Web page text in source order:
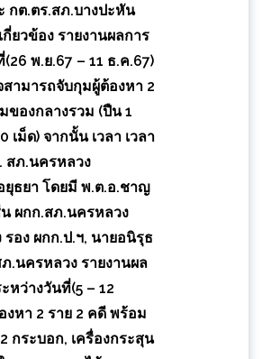
กต.ตร.สภ.บางปะหัน
ยวข้อง รายงานผลการ
พ.ย.67 – 11 ธ.ค.67)
สามารถจับกุมผู้ต้องหา 2
ของกลางรวม (ปืน 1
เม็ด) จากนั้น เวลา เวลา
สภ.นครหลวง
ยุธยา โดยมี พ.ต.อ.ชาญ
ผกก.สภ.นครหลวง
อง ผกก.ป.ฯ, นายอนิรุธ
ภ.นครหลวง รายงานผล
หว่างวันที่(5 – 12
งหา 2 ราย 2 คดี พร้อม
กระบอก, เครื่องกระสุน